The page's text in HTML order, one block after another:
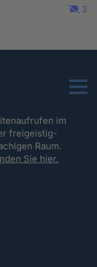
3
Menu
im
freigeistig-
Raum.
Sie hier.